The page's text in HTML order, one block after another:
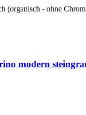
(organisch - ohne
modern